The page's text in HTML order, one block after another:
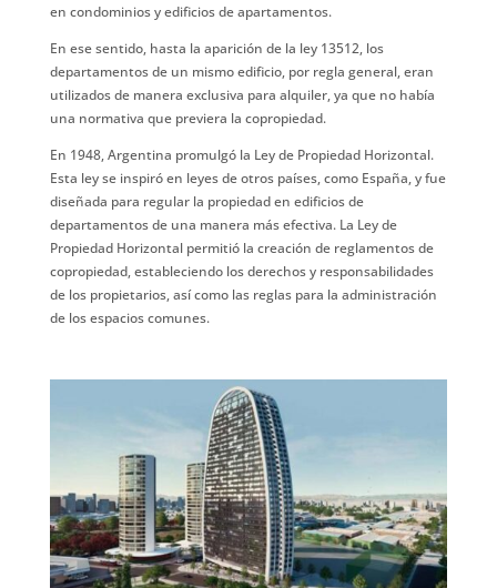
en condominios y edificios de apartamentos.
En ese sentido, hasta la aparición de la ley 13512, los
departamentos de un mismo edificio, por regla general, eran
utilizados de manera exclusiva para alquiler, ya que no había
una normativa que previera la copropiedad.
En 1948, Argentina promulgó la Ley de Propiedad Horizontal.
Esta ley se inspiró en leyes de otros países, como España, y fue
diseñada para regular la propiedad en edificios de
departamentos de una manera más efectiva. La Ley de
Propiedad Horizontal permitió la creación de reglamentos de
copropiedad, estableciendo los derechos y responsabilidades
de los propietarios, así como las reglas para la administración
de los espacios comunes.